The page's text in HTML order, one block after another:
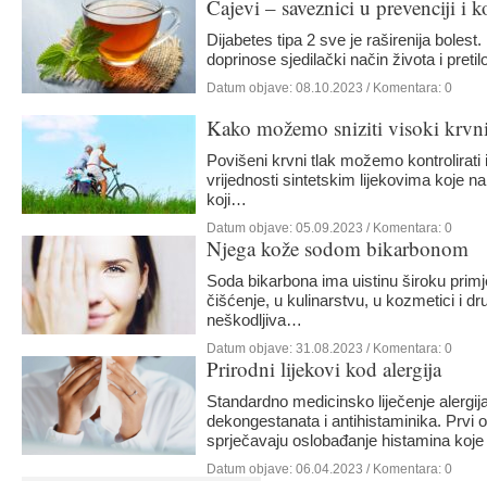
Čajevi – saveznici u prevenciji i
Dijabetes tipa 2 sve je raširenija
doprinose sjedilački način života i
Datum objave: 08.10.2023 / Komentara: 0
Kako možemo sniziti visoki
Povišeni krvni tlak možemo kontrolirati
vrijednosti sintetskim lijekovima koje
koji…
Datum objave: 05.09.2023 / Komentara: 0
Njega kože sodom bikarbonom
Soda bikarbona ima uistinu široku
čišćenje, u kulinarstvu, u kozmetici i
neškodljiva…
Datum objave: 31.08.2023 / Komentara: 0
Prirodni lijekovi kod alergija
Standardno medicinsko liječenje
dekongestanata i antihistaminika. Prvi
sprječavaju oslobađanje histamina
Datum objave: 06.04.2023 / Komentara: 0